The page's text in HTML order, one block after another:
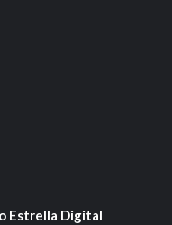
Estrella Digital